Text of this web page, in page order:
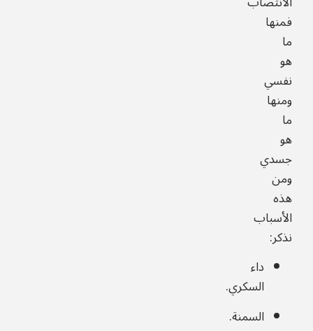
فمنها
ما
هو
نفسي
ومنها
ما
هو
جسدي
ومن
هذه
الأسباب
نذكر:
داء
السكري.
السمنة.